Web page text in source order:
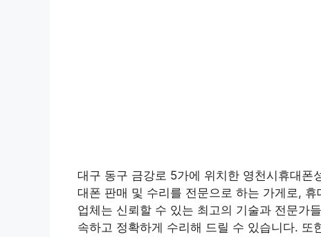
대구 동구 금강로 5가에 위치한 영천시휴대폰
대폰 판매 및 수리를 전문으로 하는 가게로,
업체는 신뢰할 수 있는 최고의 기술과 전문가
속하고 정확하게 수리해 드릴 수 있습니다.